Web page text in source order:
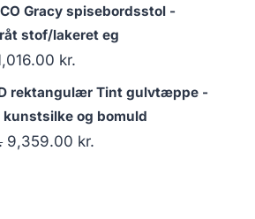
Gracy spisebordsstol -
stof/lakeret eg
kr.
rektangulær Tint gulvtæppe -
kunstsilke og bomuld
9,359.00 kr.